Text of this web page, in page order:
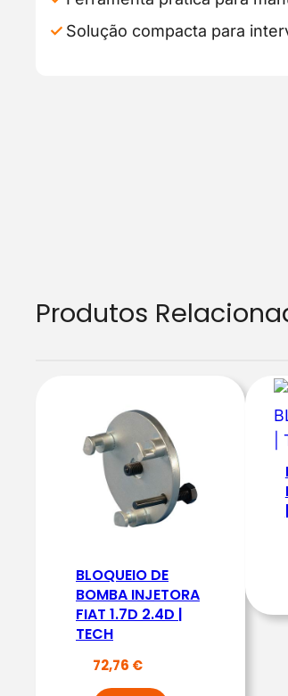
Solução compacta para
Produtos
BLOQUEIO DE
BOMBA INJETORA
FIAT 1.7D 2.4D |
TECH
72,76 €